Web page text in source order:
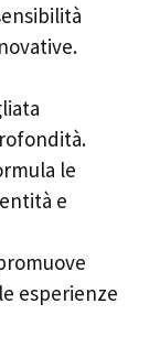
le
e
esperienze